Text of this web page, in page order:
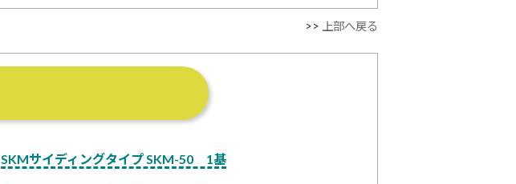
>> 上部へ戻る
SKMサイディングタイプ SKM-50 1基